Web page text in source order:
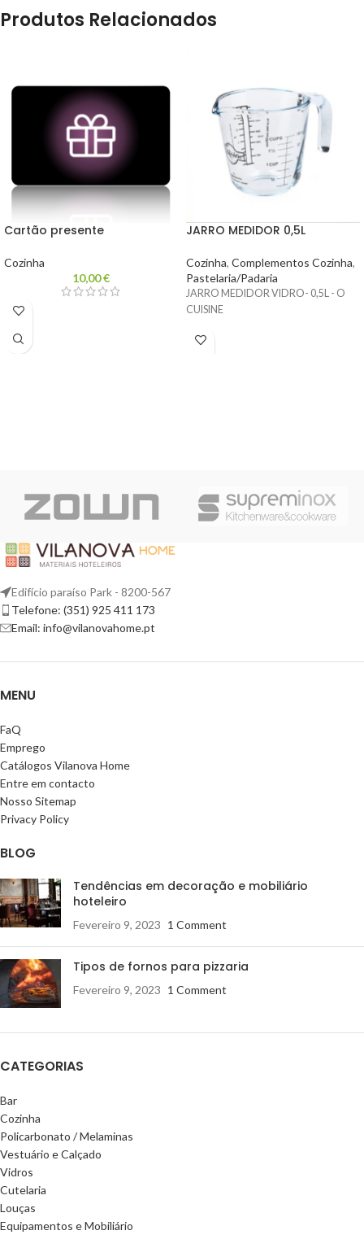
Produtos Relacionados
Cartão presente
Cozinha
10,00€
JARRO MEDIDOR 0,5L
Cozinha, Complementos Cozinha,
Pastelaria/Padaria
JARRO MEDIDOR VIDRO- 0,5L - O
CUISINE
Edifício paraíso Park - 8200-567
Telefone: (351) 925 411 173
Email: info@vilanovahome.pt
MENU
FaQ
Emprego
Catálogos Vilanova Home
Entre em contacto
Nosso Sitemap
Privacy Policy
BLOG
Tendências em decoração e mobiliário
hoteleiro
Fevereiro 9, 2023 1 Comment
Tipos de fornos para pizzaria
Fevereiro 9, 2023 1 Comment
CATEGORIAS
Bar
Cozinha
Policarbonato / Melaminas
Vestuário e Calçado
Vidros
Cutelaria
Louças
Equipamentos e Mobiliário